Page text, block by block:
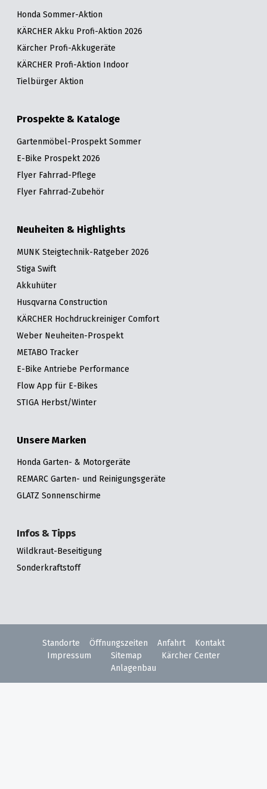
Honda Sommer-Aktion
KÄRCHER Akku Profi-Aktion 2026
Kärcher Profi-Akkugeräte
KÄRCHER Profi-Aktion Indoor
Tielbürger Aktion
Prospekte & Kataloge
Gartenmöbel-Prospekt Sommer
E-Bike Prospekt 2026
Flyer Fahrrad-Pflege
Flyer Fahrrad-Zubehör
Neuheiten & Highlights
MUNK Steigtechnik-Ratgeber 2026
Stiga Swift
Akkuhüter
Husqvarna Construction
KÄRCHER Hochdruckreiniger Comfort
Weber Neuheiten-Prospekt
METABO Tracker
E-Bike Antriebe Performance
Flow App für E-Bikes
STIGA Herbst/Winter
Unsere Marken
Honda Garten- & Motorgeräte
REMARC Garten- und Reinigungsgeräte
GLATZ Sonnenschirme
Infos & Tipps
Wildkraut-Beseitigung
Sonderkraftstoff
Standorte Öffnungszeiten Anfahrt
Kontakt
Impressum
Sitemap
Kärcher Center
Anlagenbau